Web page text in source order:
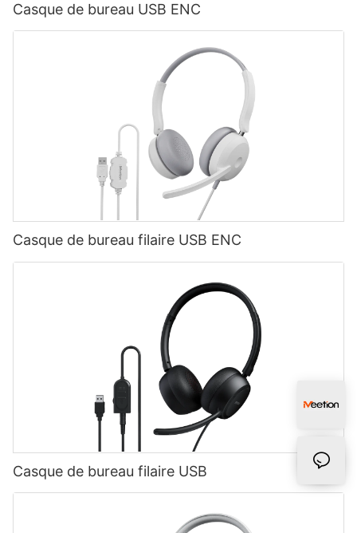
Casque de bureau USB ENC
Casque de bureau filaire USB ENC
Casque de bureau filaire USB